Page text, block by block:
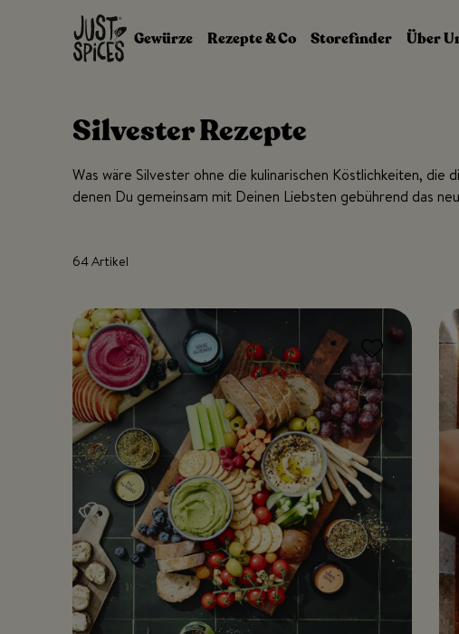
Zum Inhalt springen
Gewürze
Rezepte & Co Storefinder Über
Silvester Rezepte
Was wäre Silvester ohne die kulinarischen Köstlichkeiten,
denen Du gemeinsam mit Deinen Liebsten gebührend das
64 Artikel